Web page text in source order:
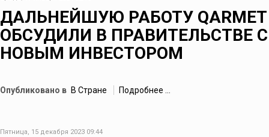
ДАЛЬНЕЙШУЮ РАБОТУ QARMET
ОБСУДИЛИ В ПРАВИТЕЛЬСТВЕ С
НОВЫМ ИНВЕСТОРОМ
Опубликовано в В Стране Подробнее ...
Пятница, 15 декабря 2023 09:44